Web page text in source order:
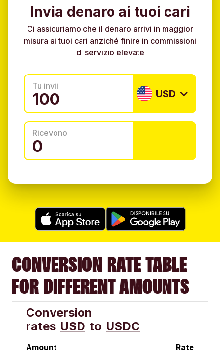
Invia denaro ai tuoi cari
Ci assicuriamo che il denaro arrivi in maggior
misura ai tuoi cari anziché finire in commissioni
di servizio elevate
Tu invii
USD
Ricevono
CONVERSION RATE TABLE
FOR DIFFERENT AMOUNTS
Conversion
rates USD to USDC
Amount Rate